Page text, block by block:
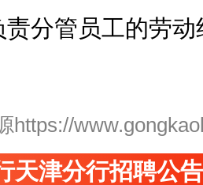
管员工的劳动
天津分行招聘公